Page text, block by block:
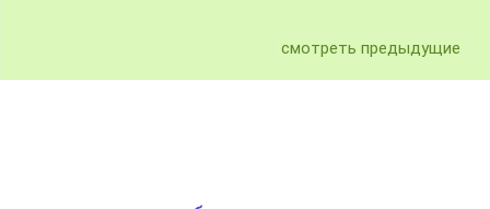
смотреть предыдущие